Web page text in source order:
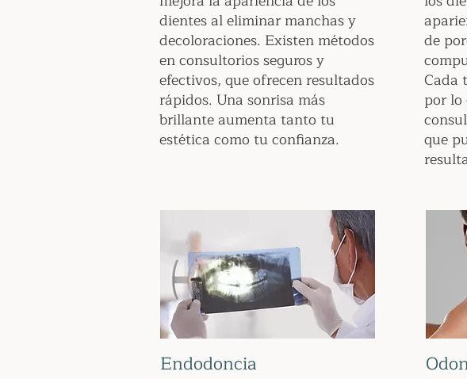
dientes al eliminar manchas y
decoloraciones. Existen métodos
en consultorios seguros y
efectivos, que ofrecen resultados
rápidos. Una sonrisa más
brillante aumenta tanto tu
estética como tu confianza.
de
Cada
por
que
Endodoncia